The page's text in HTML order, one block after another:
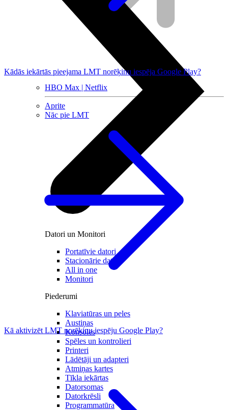
HBO Max | Netflix
Aprite
Nāc pie LMT
Datori un Monitori
Portatīvie datori
Stacionārie datori
All in one
Monitori
Piederumi
Klaviatūras un peles
Austiņas
Konsoles
Spēles un kontrolieri
Printeri
Lādētāji un adapteri
Atmiņas kartes
Tīkla iekārtas
Datorsomas
Datorkrēsli
Programmatūra
Kādās iekārtās pieejama LMT norēķinu iespēja Google Play?
Kā aktivizēt LMT norēķinu iespēju Google Play?